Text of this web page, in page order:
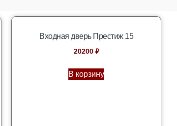
Входная дверь Престиж 15
20200 ₽
В корзину